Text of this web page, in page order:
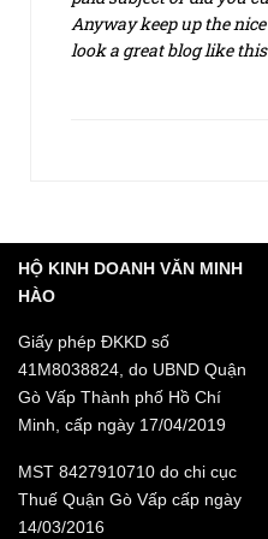
Có thể nói camera
iPhone 12 Pro Max khi
chung một độ phân giải
khẩu độ lớn và mật độ
Anyway keep up the
look a great blog like
Đánh giá của bạn
HỘ KINH DOANH VĂN MINH
HÀO
Giấy phép ĐKKD số
41M8038824, do UBND Quận
Gò Vấp Thành phố Hồ Chí
Minh, cấp ngày 17/04/2019
MST 8427910710 do chi cục
Thuế Quận Gò Vấp cấp ngày
14/03/2016